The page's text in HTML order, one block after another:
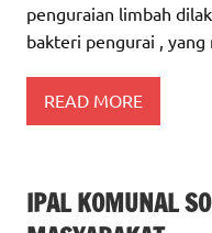
penguraian limbah
bakteri pengurai ,
READ MORE
IPAL KOMUNAL